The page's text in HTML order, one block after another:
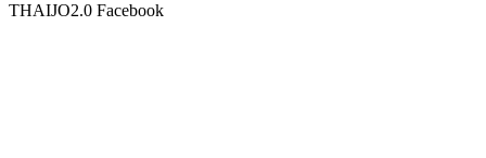
THAIJO2.0 Facebook